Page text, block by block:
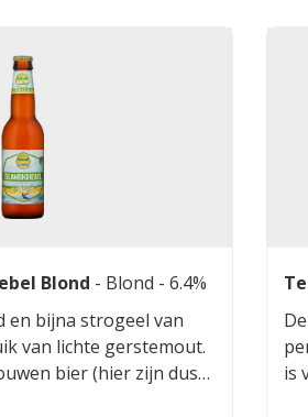
Blond - Blond - 6.4%
en bijna strogeel van
van lichte gerstemout.
bier (hier zijn dus
is